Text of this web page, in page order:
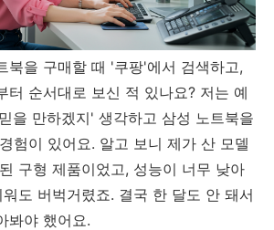
북을 구매할 때 '쿠팡'에서 검색하고,
터 순서대로 보신 적 있나요? 저는 예
을 만하겠지' 생각하고 삼성 노트북을
험이 있어요. 알고 보니 제가 산 모델
구형 제품이었고, 성능이 너무 낮아
도 버벅거렸죠. 결국 한 달도 안 돼서
봐야 했어요.